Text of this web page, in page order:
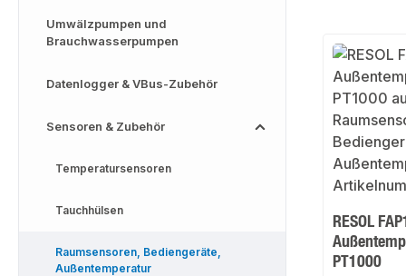
Umwälzpumpen und
Brauchwasserpumpen
Datenlogger & VBus-Zubehör
Sensoren & Zubehör
Temperatursensoren
Tauchhülsen
Raumsensoren, Bediengeräte,
Außentemperatur
RESOL
PT1000